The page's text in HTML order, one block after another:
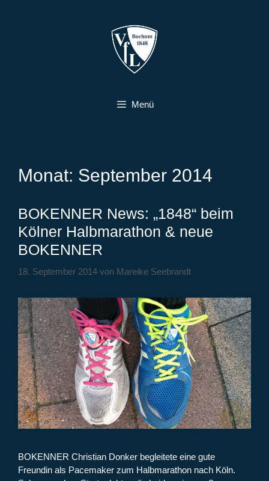
Menü
Monat: September 2014
BOKENNER News: „1848“ beim
Kölner Halbmarathon & neue
BOKENNER
18. September 2014 von Mareike Seebrandt
BOKENNER Christian Donker begleitete eine gute
Freundin als Pacemaker zum Halbmarathon nach Köln.